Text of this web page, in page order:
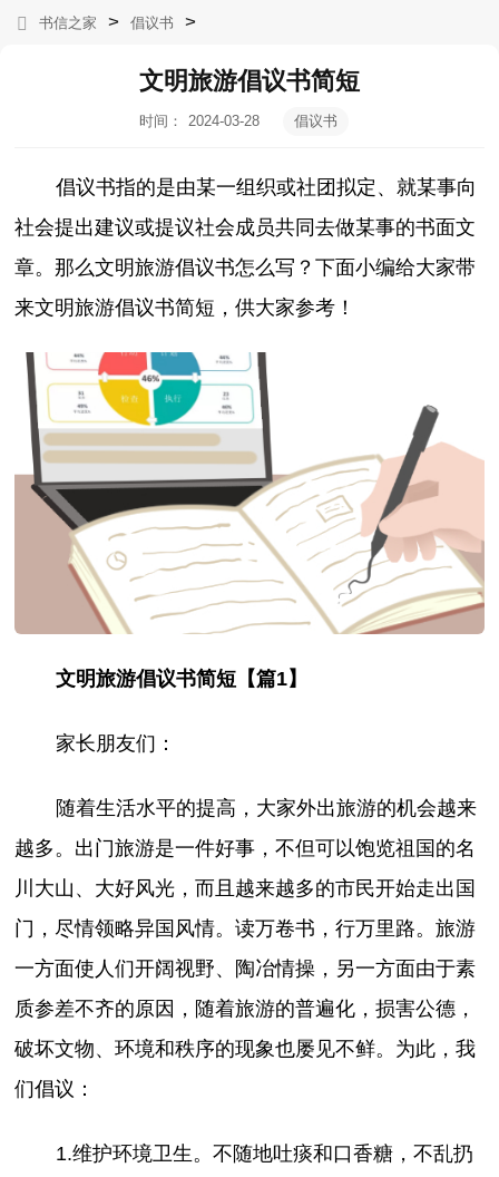
书信之家 > 倡议书 >
文明旅游倡议书简短
时间：
2024-03-28
倡议书
倡议书指的是由某一组织或社团拟定、就某事向
社会提出建议或提议社会成员共同去做某事的书面文
章。那么文明旅游倡议书怎么写？下面小编给大家带
来文明旅游倡议书简短，供大家参考！
文明旅游倡议书简短【篇1】
家长朋友们：
随着生活水平的提高，大家外出旅游的机会越来
越多。出门旅游是一件好事，不但可以饱览祖国的名
川大山、大好风光，而且越来越多的市民开始走出国
门，尽情领略异国风情。读万卷书，行万里路。旅游
一方面使人们开阔视野、陶冶情操，另一方面由于素
质参差不齐的原因，随着旅游的普遍化，损害公德，
破坏文物、环境和秩序的现象也屡见不鲜。为此，我
们倡议：
1.维护环境卫生。不随地吐痰和口香糖，不乱扔